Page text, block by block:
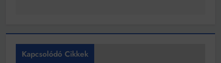
Kapcsolódó Cikkek